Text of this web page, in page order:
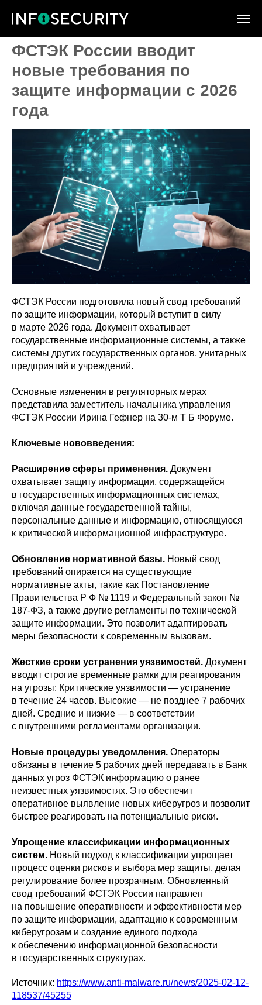
ФСТЭК России вводит
новые требования по
защите информации с 2026
года
ФСТЭК России подготовила новый свод требований
по защите информации, который вступит в силу
в марте 2026 года. Документ охватывает
государственные информационные системы, а также
системы других государственных органов, унитарных
предприятий и учреждений.
Основные изменения в регуляторных мерах
представила заместитель начальника управления
ФСТЭК России Ирина Гефнер на 30-м Т Б Форуме.
Ключевые нововведения:
Расширение сферы применения. Документ
охватывает защиту информации, содержащейся
в государственных информационных системах,
включая данные государственной тайны,
персональные данные и информацию, относящуюся
к критической информационной инфраструктуре.
Обновление нормативной базы. Новый свод
требований опирается на существующие
нормативные акты, такие как Постановление
Правительства Р Ф № 1119 и Федеральный закон №
187-ФЗ, а также другие регламенты по технической
защите информации. Это позволит адаптировать
меры безопасности к современным вызовам.
Жесткие сроки устранения уязвимостей. Документ
вводит строгие временные рамки для реагирования
на угрозы: Критические уязвимости — устранение
в течение 24 часов. Высокие — не позднее 7 рабочих
дней. Средние и низкие — в соответствии
с внутренними регламентами организации.
Новые процедуры уведомления. Операторы
обязаны в течение 5 рабочих дней передавать в Банк
данных угроз ФСТЭК информацию о ранее
неизвестных уязвимостях. Это обеспечит
оперативное выявление новых киберугроз и позволит
быстрее реагировать на потенциальные риски.
Упрощение классификации информационных
систем. Новый подход к классификации упрощает
процесс оценки рисков и выбора мер защиты, делая
регулирование более прозрачным. Обновленный
свод требований ФСТЭК России направлен
на повышение оперативности и эффективности мер
по защите информации, адаптацию к современным
киберугрозам и создание единого подхода
к обеспечению информационной безопасности
в государственных структурах.
Источник: https://www.anti-malware.ru/news/2025-02-12-
118537/45255